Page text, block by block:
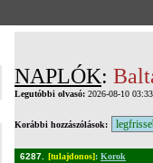
NAPLÓK:
Legutóbbi olvasó: 2026-08-10
Korábbi hozzászólások:
6287. [tulajdonos]: Korok